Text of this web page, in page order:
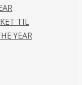
TIL
YEAR